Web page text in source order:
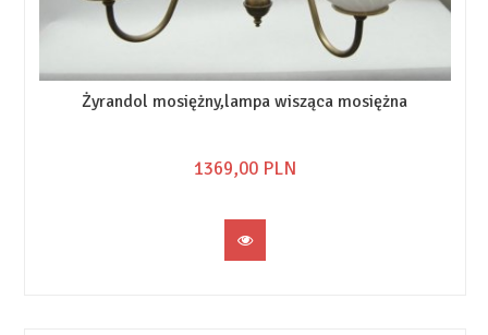
Żyrandol mosiężny,lampa wisząca mosiężna
1369,00PLN